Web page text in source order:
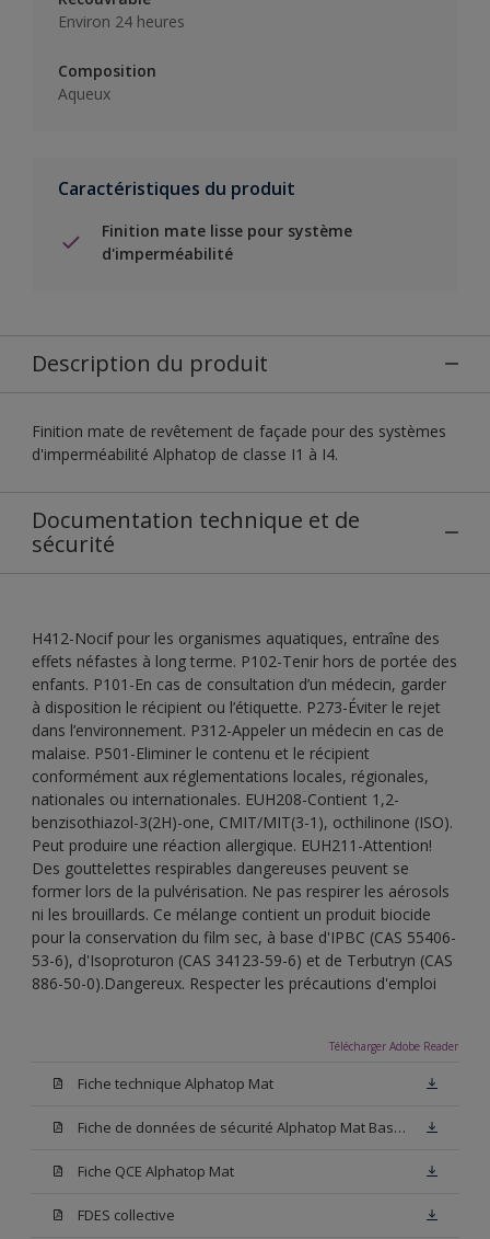
Environ 24 heures
Composition
Aqueux
Caractéristiques du produit
Finition mate lisse pour système
d'imperméabilité
Description du produit
Finition mate de revêtement de façade pour des systèmes
d'imperméabilité Alphatop de classe I1 à I4.
Documentation technique et de
sécurité
H412-Nocif pour les organismes aquatiques, entraîne des
effets néfastes à long terme. P102-Tenir hors de portée des
enfants. P101-En cas de consultation d’un médecin, garder
à disposition le récipient ou l’étiquette. P273-Éviter le rejet
dans l’environnement. P312-Appeler un médecin en cas de
malaise. P501-Eliminer le contenu et le récipient
conformément aux réglementations locales, régionales,
nationales ou internationales. EUH208-Contient 1,2-
benzisothiazol-3(2H)-one, CMIT/MIT(3-1), octhilinone (ISO).
Peut produire une réaction allergique. EUH211-Attention!
Des gouttelettes respirables dangereuses peuvent se
former lors de la pulvérisation. Ne pas respirer les aérosols
ni les brouillards. Ce mélange contient un produit biocide
pour la conservation du film sec, à base d'IPBC (CAS 55406-
53-6), d'Isoproturon (CAS 34123-59-6) et de Terbutryn (CAS
886-50-0).Dangereux. Respecter les précautions d'emploi
Télécharger Adobe Reader
Fiche technique Alphatop Mat
Fiche de données de sécurité Alphatop Mat Base W05
Fiche QCE Alphatop Mat
FDES collective